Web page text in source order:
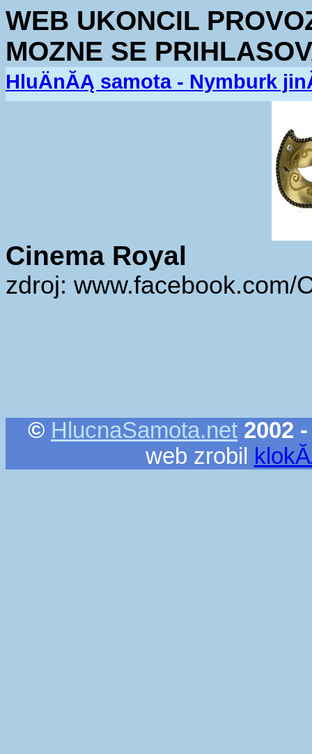
WEB UKONCIL
MOZNE SE
HluÄnĂĄ samota - Nymburk
Cinema Royal
zdroj: www.facebook.com/
© HlucnaSamota.net 2002
web zrobil